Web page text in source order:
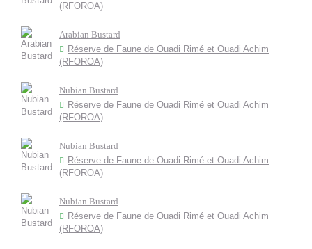
(RFOROA)
Arabian Bustard
Réserve de Faune de Ouadi Rimé et Ouadi Achim
(RFOROA)
Nubian Bustard
Réserve de Faune de Ouadi Rimé et Ouadi Achim
(RFOROA)
Nubian Bustard
Réserve de Faune de Ouadi Rimé et Ouadi Achim
(RFOROA)
Nubian Bustard
Réserve de Faune de Ouadi Rimé et Ouadi Achim
(RFOROA)